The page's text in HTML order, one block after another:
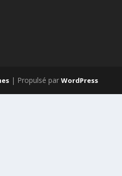
| Propulsé par WordPress